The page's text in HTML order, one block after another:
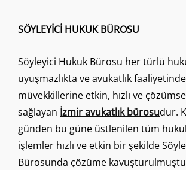
SÖYLEYICI HUKUK BÜROSU
Söyleyici Hukuk Bürosu her türlü
uyuşmazlıkta ve avukatlık faaliyetinde
müvekkillerine etkin, hızlı ve
sağlayan İzmir avukatlık bürosudur.
günden bu güne üstlenilen tüm
işlemler hızlı ve etkin bir şekilde
Bürosunda çözüme